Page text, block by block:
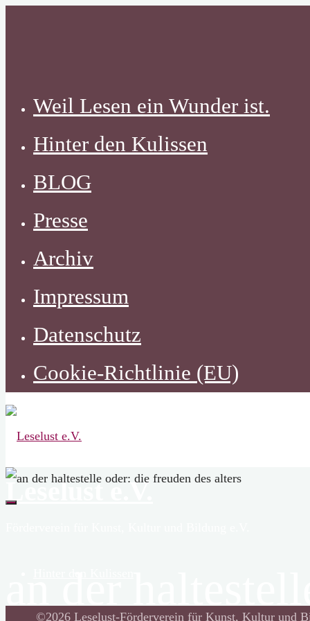
Weil Lesen ein Wunder ist.
Hinter den Kulissen
BLOG
Presse
Archiv
Impressum
Datenschutz
Cookie-Richtlinie (EU)
Leselust e.V.
Zurück©2026 Leselust-Förderverein für Kunst, Kultur und